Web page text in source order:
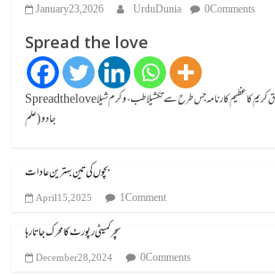
January 23, 2026 UrduDunia 0 Comments
Spread the love
Spread the loveالکریم یونیورسٹی ڈاکٹر احمد اشفاق کریم کا عظیم کارنامہ جس طرح سے تکشیلا طب، وکرم شیلا
جادو (علم
بچوں کی تین بہترین عادات
April 15, 2025 1 Comment
سچر کمیٹی رپورٹ کا محرک جاتا رہا
December 28, 2024 0 Comments